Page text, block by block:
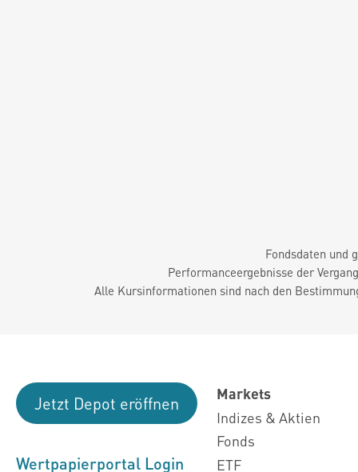
Fondsdaten und
Performanceergebnisse der
Alle Kursinformationen sind nach den
Jetzt Depot eröffnen
Wertpapierportal Login
Markets
Indizes & Aktien
Fonds
ETF